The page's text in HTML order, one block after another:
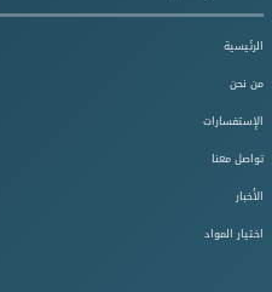
الرئيسية
من نحن
الإستفسارات
تواصل معنا
الأخبار
اختيار المواد